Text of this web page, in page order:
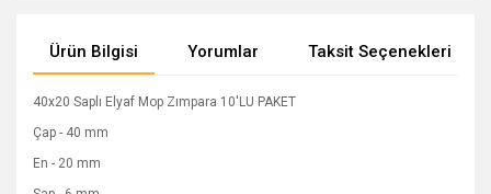
Ürün Bilgisi Yorumlar Taksit Seçenekleri
40x20 Saplı Elyaf Mop Zımpara 10'LU PAKET
Çap - 40 mm
En - 20 mm